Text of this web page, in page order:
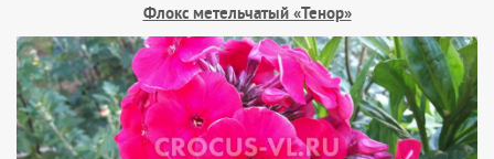
Флокс метельчатый «Тенор»